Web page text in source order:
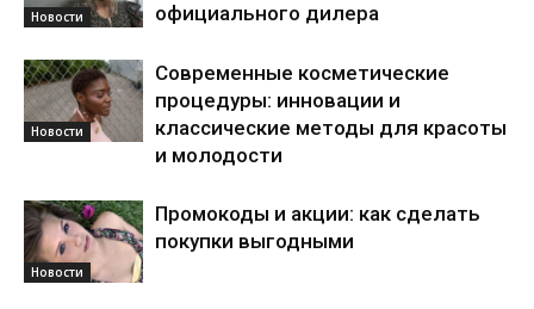
Новости
официального дилера
Новости
Современные косметические
процедуры: инновации и
классические методы для красоты
и молодости
Новости
Промокоды и акции: как сделать
покупки выгодными